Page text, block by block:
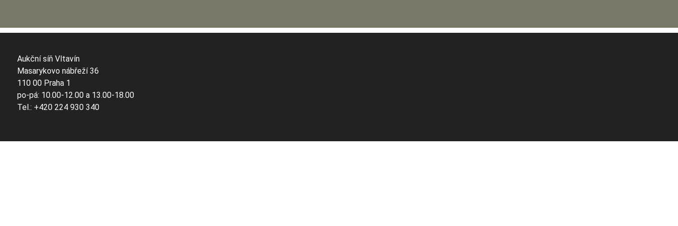
Aukční síň Vltavín
Masarykovo nábřeží 36
110 00 Praha 1
po-pá: 10.00-12.00 a 13.00-18.00
Tel.: +420 224 930 340